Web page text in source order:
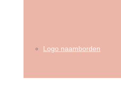
Logo naamborden